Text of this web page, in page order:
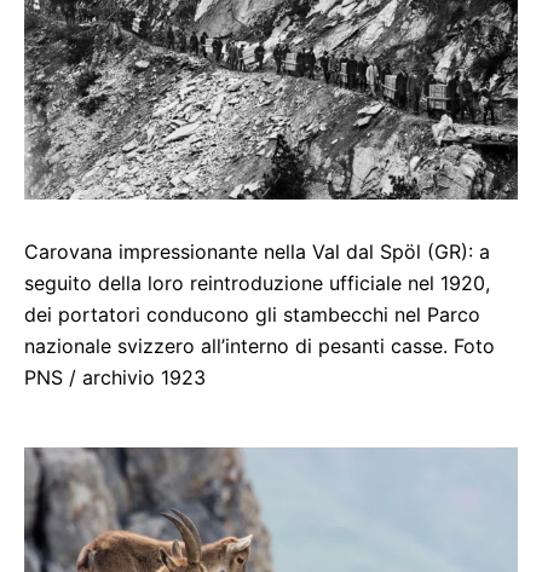
Carovana impressionante nella Val dal Spöl (GR): a
seguito della loro reintroduzione ufficiale nel 1920,
dei portatori conducono gli stambecchi nel Parco
nazionale svizzero all’interno di pesanti casse. Foto
PNS / archivio 1923